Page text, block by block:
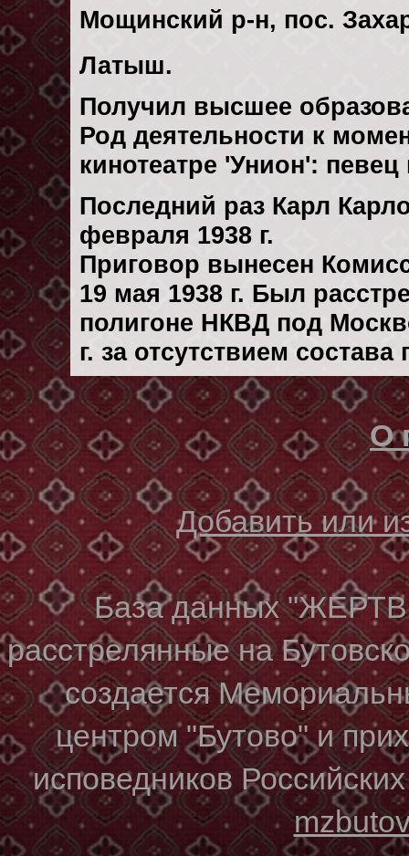
Мощинский р-н, пос.
Латыш.
Получил высшее
Род деятельности к
кинотеатре 'Унион':
Последний раз Карл
февраля 1938 г.
Приговор вынесен
19 мая 1938 г. Был
полигоне НКВД под
г. за отсутствием
О
Добавить или
База данных
расстрелянные на
создается
центром "Бутово" и
исповедников